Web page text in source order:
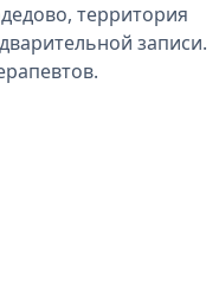
территория
записи.